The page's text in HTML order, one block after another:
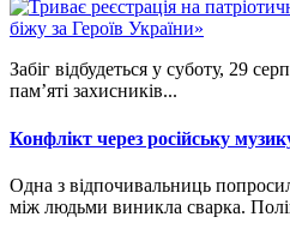
Забіг відбудеться у суботу, 29
пам’яті захисників...
Конфлікт через російську
Одна з відпочивальниць
між людьми виникла сварка.